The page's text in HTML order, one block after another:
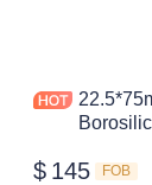
$ 145 FOB